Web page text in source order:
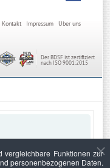
Über uns
Impressum
Kontakt
Der BDSF ist zertifiziert
nach ISO 9001:2015
vergleichbare Funktionen zur
personenbezogenen Daten.